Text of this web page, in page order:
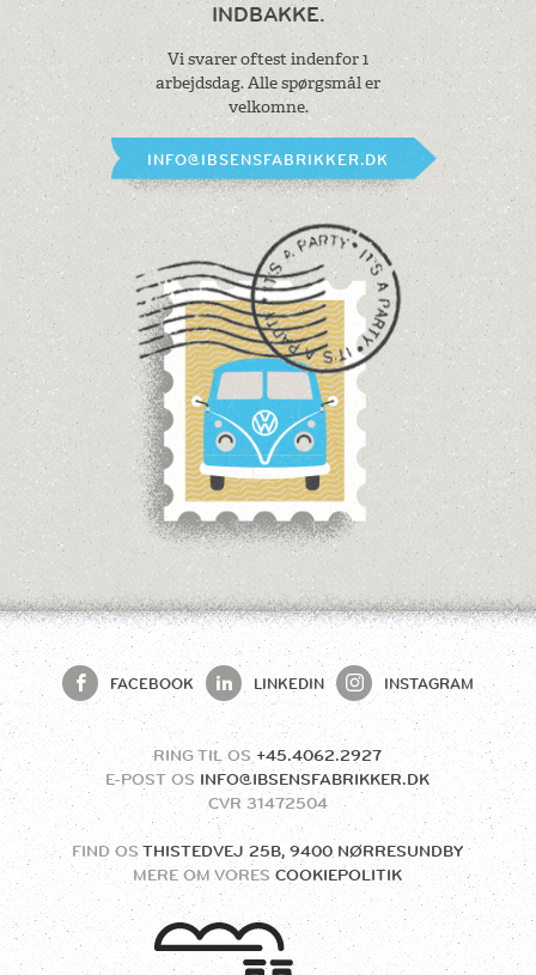
INDBAKKE.
Vi svarer oftest indenfor 1
arbejdsdag.Alle spørgsmål er
velkomne.
INFO@IBSENSFABRIKKER.DK
FACEBOOK LINKEDIN INSTAGRAM
RING TIL OS +45.4062.2927
E-POST OS INFO@IBSENSFABRIKKER.DK
MERE OM VORES COOKIEPOLITIK
FIND OSTHISTEDVEJ 25B, 9400 NØRRESUNDBY
CVR31472504